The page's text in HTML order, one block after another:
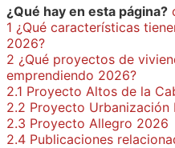
¿Qué hay en esta página?
1 ¿Qué características
2026?
2 ¿Qué proyectos de
emprendiendo 2026?
2.1 Proyecto Altos de la
2.2 Proyecto Urbanización
2.3 Proyecto Allegro 2026
2.4 Publicaciones